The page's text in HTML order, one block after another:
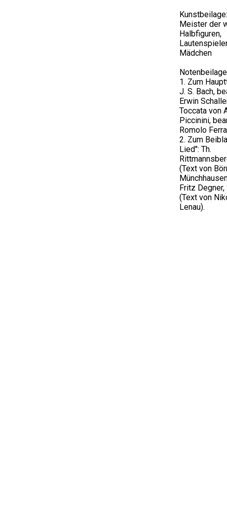
Kunstbeilage:
Meister der
Halbfiguren,
Mädchen
1. Zum
J. S. Bach,
Erwin
Toccata von
Piccinini,
Romolo
2. Zum
Lied": Th.
(Text von
Fritz
(Text von
Lenau).